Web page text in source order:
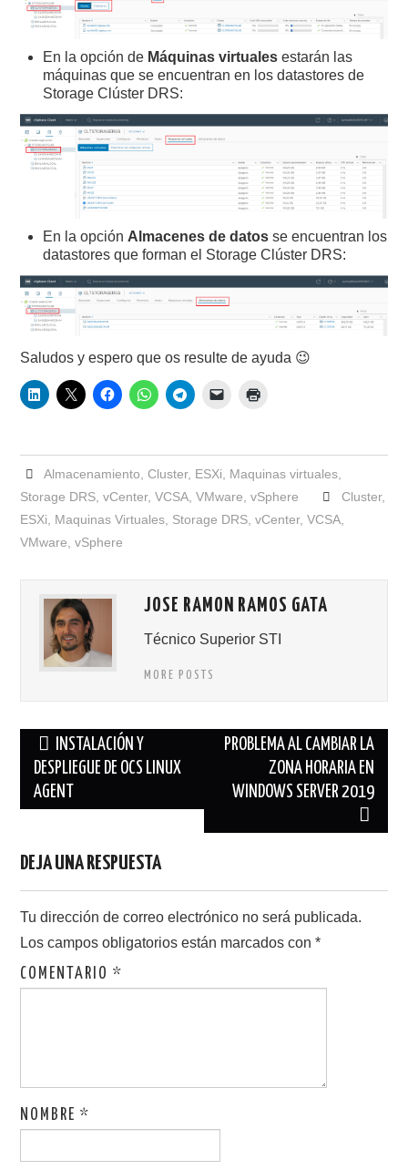
En la opción de Máquinas virtualesestarán las
máquinas que se encuentran en los datastores de
Storage Clúster DRS:
En la opción Almacenes de datosse encuentran los
datastores que forman el Storage Clúster DRS:
Saludos y espero que os resulte de ayuda 😉
Almacenamiento Cluster, ESXi Maquinas virtuales,
Storage DRS ,vCenter,VCSA ,VMware ,vSphere Cluster,
ESXi
Maquinas Virtuales Storage DRS ,vCenter,VCSA
VMware ,vSphere
JOSE RAMON RAMOS GATA
Técnico Superior STI
MORE POSTS
Navegación
de
entradas
INSTALACIÓN Y
DESPLIEGUE DE OCS LINUX
AGENT
PROBLEMA AL CAMBIAR LA
ZONA HORARIA EN
WINDOWS SERVER 2019
DEJA UNA RESPUESTA
Tu dirección de correo electrónico no será publicada.
Los campos obligatorios están marcados con*
COMENTARIO*
NOMBRE*